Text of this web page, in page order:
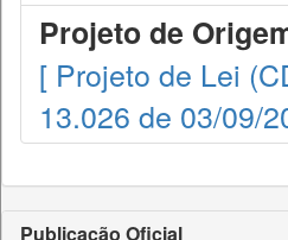
Projeto de
[ Projeto de Lei
13.026 de 03/09/
Publicação Oficial